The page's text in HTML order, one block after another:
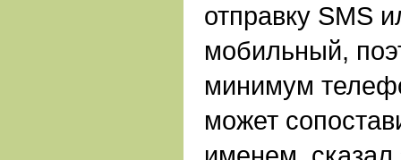
отправку SMS
мобильный,
минимум
может